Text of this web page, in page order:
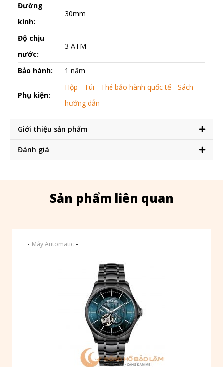
Đường
kính:
30mm
Độ chịu
nước:
3 ATM
Bảo hành: 1 năm
Phụ kiện:
Hộp - Túi - Thẻ bảo hành quốc tế - Sách
hướng dẫn
Giới thiệu sản phẩm
Đánh giá
Sản phẩm liên quan
- Máy Automatic -